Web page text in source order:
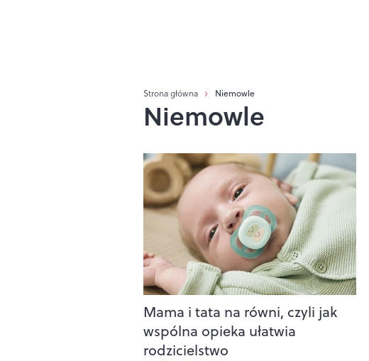
Strona główna Niemowle
Niemowle
Mama i tata na równi, czyli jak
wspólna opieka ułatwia
rodzicielstwo